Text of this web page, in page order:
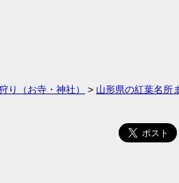
り（お寺・神社） > 山形県の紅葉名所